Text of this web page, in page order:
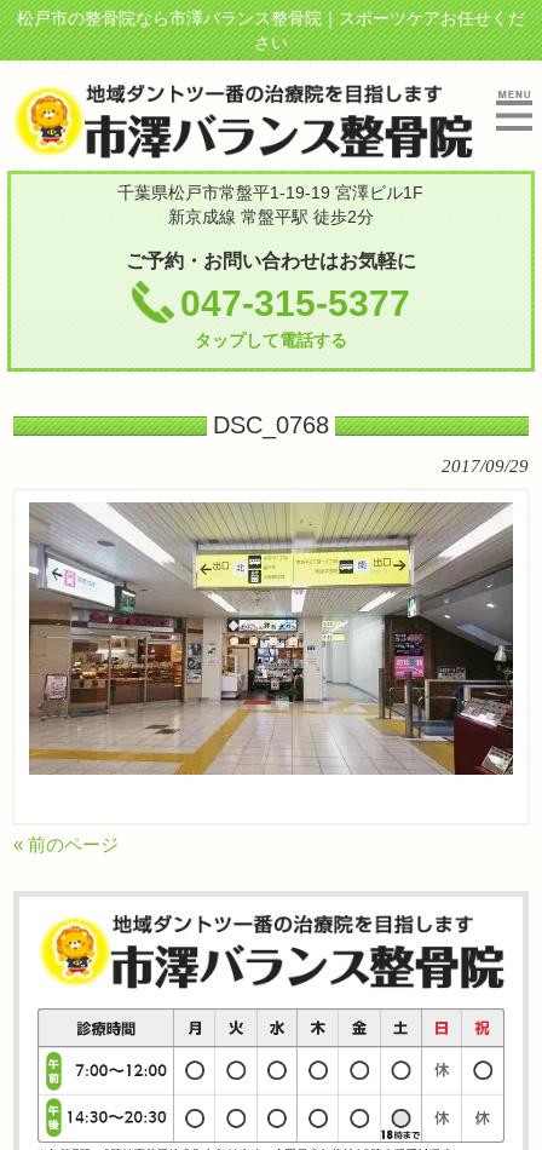
松戸市の整骨院なら市澤バランス整骨院｜スポーツケアお任せくだ
さい
千葉県松戸市常盤平1-19-19 宮澤ビル1F
新京成線 常盤平駅 徒歩2分
ご予約・お問い合わせはお気軽に
047-315-5377
タップして電話する
DSC_0768
2017/09/29
« 前のページ